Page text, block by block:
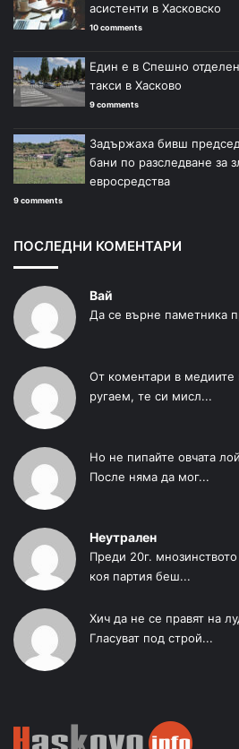
асистенти в Хасковско
10 comments
Един е в Спешно
такси в Хасково
9 comments
Задържаха бивш
бани по разследване за
евросредства
9 comments
ПОСЛЕДНИ КОМЕНТАРИ
Вай
Да се върне паметника
От коментари в
ругаем, те си мисл...
Но не пипайте овчата
После няма да мог...
Неутрален
Преди 20г.
коя партия беш...
Хич да не се правят на
Гласуват под строй...